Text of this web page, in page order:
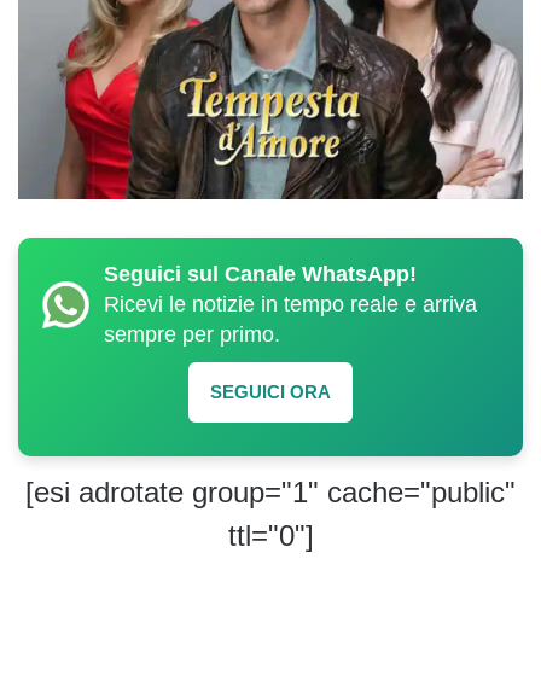
Seguici sul Canale WhatsApp!
Ricevi le notizie in tempo reale e arriva
sempre per primo.
SEGUICI ORA
[esi adrotate group="1" cache="public"
ttl="0"]